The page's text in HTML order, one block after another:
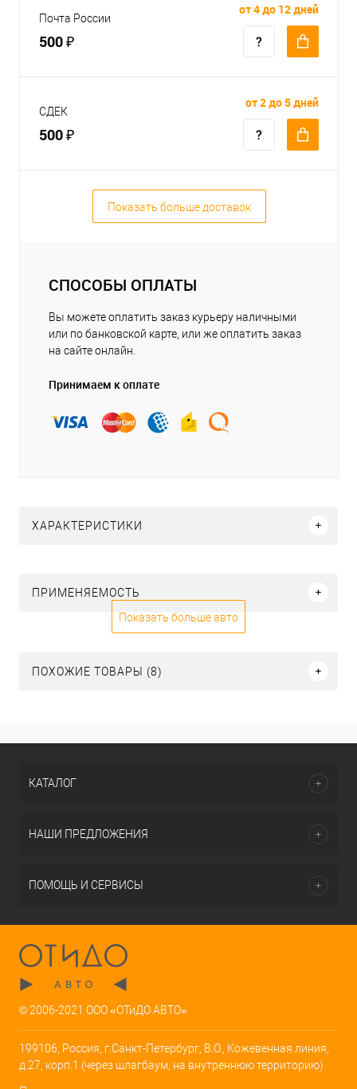
Почта России
500 ₽
от 4 до 12 дней
СДЕК
500 ₽
от 2 до 5 дней
Показать больше доставок
СПОСОБЫ ОПЛАТЫ
Вы можете оплатить заказ курьеру наличными
или по банковской карте, или же оплатить заказ
на сайте онлайн.
Принимаем к оплате
ХАРАКТЕРИСТИКИ
ПРИМЕНЯЕМОСТЬ
Показать больше авто
ПОХОЖИЕ ТОВАРЫ (8)
КАТАЛОГ
НАШИ ПРЕДЛОЖЕНИЯ
ПОМОЩЬ И СЕРВИСЫ
© 2006-2021 ООО «ОТиДО АВТО»
199106, Россия, г.Санкт-Петербург, В.О., Кожевенная линия,
д.27, корп.1 (через шлагбаум, на внутреннюю территорию)